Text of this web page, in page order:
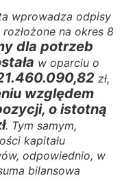
wprowadza odpisy
na okres 8
dla potrzeb
w oparciu o
zł,
względem
o istotną
. Tym samym,
kapitału
odpowiednio, w
bilansowa